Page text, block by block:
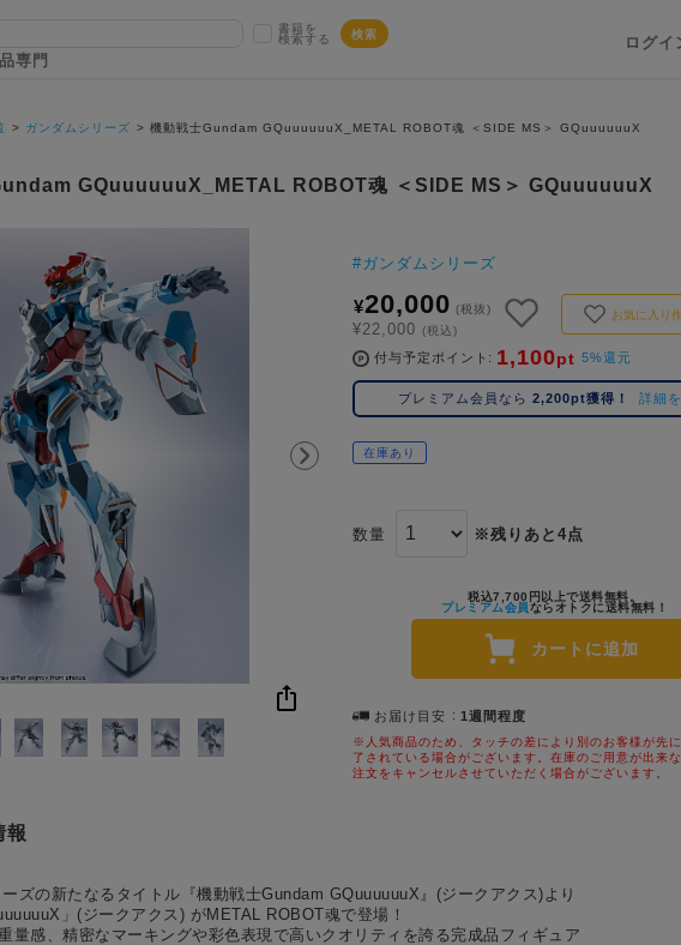
専門
書籍を
検索する
検索 ログイ
ガンダムシリーズ 機動戦士Gundam GQuuuuuuX_METAL ROBOT魂 ＜SIDE MS＞ GQuuuuuuX
GQuuuuuuX_METAL ROBOT魂 ＜SIDE MS＞ GQuuuuuuX
# ガンダムシリーズ
¥20,000 (税抜)
¥22,000 (税込)
お気に入り
付与予定ポイント 1,100pt 5%還元
プレミアム会員なら2,200pt獲得！ 詳細
在庫あり
数量 ※残りあと4点
税込7,700円以上で送料無料。
プレミアム会員ならオトクに送料無料！
カートに追加
お届け目安 1週間程度
※人気商品のため、タッチの差により別のお客様が先
了されている場合がございます。在庫のご用意が出来
注文をキャンセルさせていただく場合がございます。
報
ズの新たなるタイトル『機動戦士Gundam GQuuuuuuX』(ジークアクス)より
」(ジークアクス) がMETAL ROBOT魂で登場！
量感、精密なマーキングや彩色表現で高いクオリティを誇る完成品フィギュア